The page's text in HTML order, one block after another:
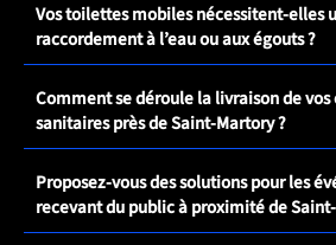
Vos toilettes mobiles nécessitent-elles
raccordement à l’eau ou aux égouts ?
Comment se déroule la livraison de vos
sanitaires près de Saint-Martory ?
Proposez-vous des solutions pour les
recevant du public à proximité de